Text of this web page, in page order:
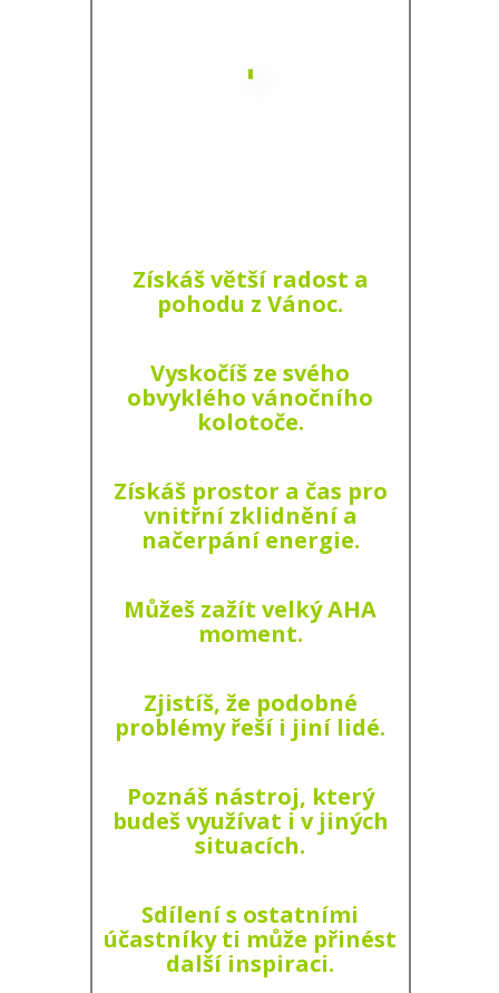
Získáš větší radost a
pohodu z Vánoc.
Vyskočíš ze svého
obvyklého vánočního
kolotoče.
Získáš prostor a čas pro
vnitřní zklidnění a
načerpání energie.
Můžeš zažít velký AHA
moment.
Zjistíš, že podobné
problémy řeší i jiní lidé.
Poznáš nástroj, který
budeš využívat i v jiných
situacích.
Sdílení s ostatními
účastníky ti může přinést
další inspiraci.